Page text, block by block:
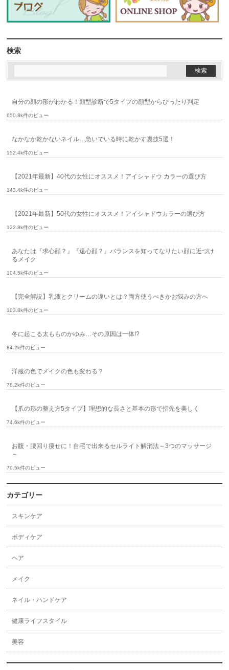
検索
自分の顔の形がわかる！顔型診断で5タイプの顔型からぴったり判定
650.8k件のビュー
なかなか乾かないネイル…急いでいる時に乾かす裏技5選！
152.4k件のビュー
【2021年最新】40代の女性にオススメ！アイシャドウ カラーの選び方
143.4k件のビュー
【2021年最新】50代の女性にオススメ！アイシャドウカラーの選び方
122.8k件のビュー
あなたは『求心顔？』『遠心顔？』バランスを知ってなりたい顔に近づけ
るメイク
104.5k件のビュー
【完全解説】乳液とクリームの違いとは？両方使うべきかお悩みの方へ
103.8k件のビュー
冬に起こる太もものかゆみ…その原因は一体!?
84.2k件のビュー
洋服の色でメイクの色も変わる？
78.2k件のビュー
【爪の形の整え方5タイプ】理想的な長さと基本の形で指先を美しく
74.6k件のビュー
お腹・腰回り痩せに！自宅で出来るセルライト解消法～3つのマッサージ
～
70.5k件のビュー
カテゴリー
スキンケア
ボディケア
ヘア
メイク
ネイル・ハンドケア
健康ライフスタイル
美容